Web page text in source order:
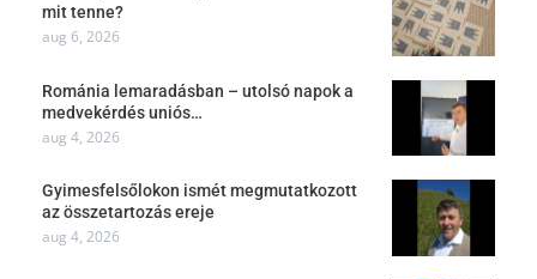
mit tenne?
aug 6, 2026
Románia lemaradásban – utolsó napok a
medvekérdés uniós…
aug 4, 2026
Gyimesfelsőlokon ismét megmutatkozott
az összetartozás ereje
aug 4, 2026